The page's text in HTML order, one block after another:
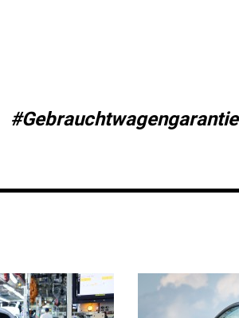
#Gebrauchtwagengarantie